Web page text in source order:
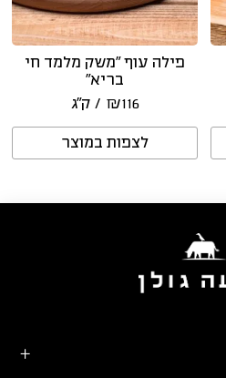
פילה עוף “משק מלמד חי
בריא”
₪116 / ק״ג
לצפות במוצר